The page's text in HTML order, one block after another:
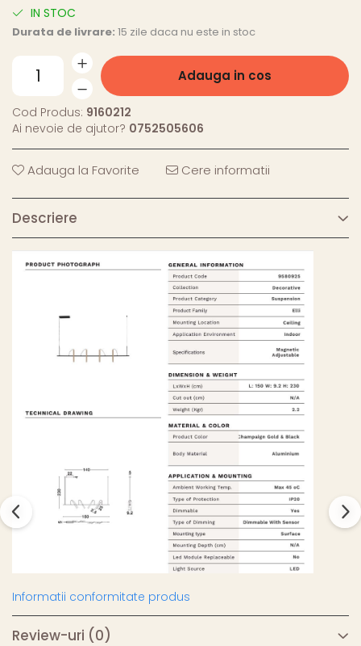
IN STOC
Durata de livrare: 15 zile daca nu este in stoc
Adauga in cos
Cod Produs: 9160212
Ai nevoie de ajutor? 0752505606
Adauga la Favorite Cere informatii
Descriere
Informatii conformitate produs
Review-uri (0)